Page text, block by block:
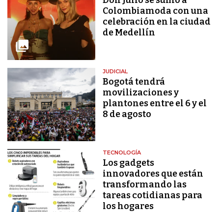
Colombiamoda con una
celebración en la ciudad
de Medellín
JUDICIAL
Bogotá tendrá
movilizaciones y
plantones entre el 6 y el
8 de agosto
TECNOLOGÍA
Los gadgets
innovadores que están
transformando las
tareas cotidianas para
los hogares